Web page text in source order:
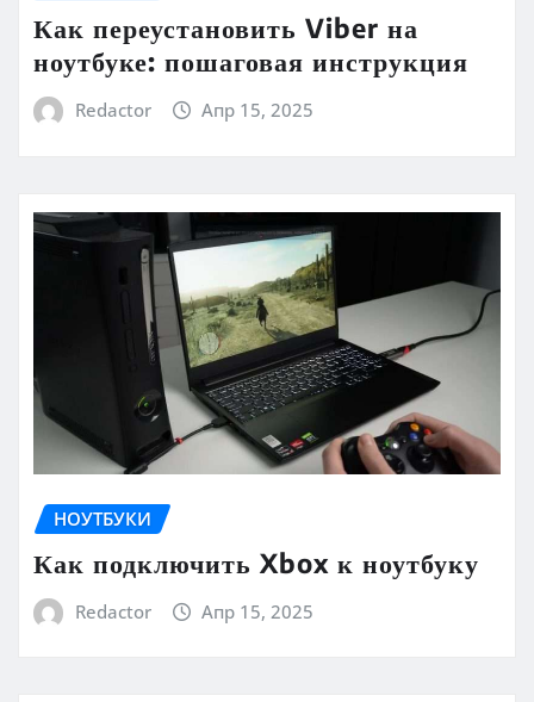
Как переустановить Viber на
ноутбуке: пошаговая инструкция
Redactor Апр 15, 2025
НОУТБУКИ
Как подключить Xbox к ноутбуку
Redactor Апр 15, 2025